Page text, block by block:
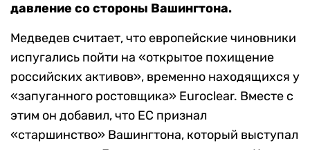
давление со стороны Вашингтона.
Медведев считает, что европейские чиновники
испугались пойти на «открытое похищение
российских активов», временно находящихся у
«запуганного ростовщика» Euroclear. Вместе с
этим он добавил, что ЕС признал
«старшинство» Вашингтона, который выступал